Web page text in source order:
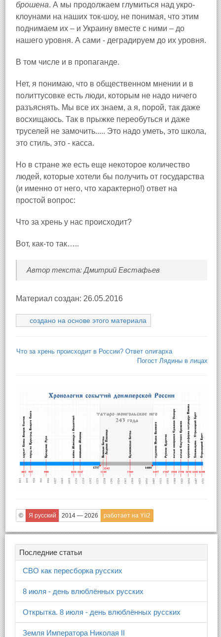
брошена. А мы продолжаем глумиться над укро-
клоунами на наших ток-шоу, не понимая, что этим
поднимаем их – и Украину вместе с ними – до
нашего уровня. А сами - деградируем до их уровня.
В том числе и в пропаганде.
Нет, я понимаю, что в общественном мнении и в
политтусовке есть люди, которым не надо ничего
разъяснять. Мы все их знаем, а я, порой, так даже
восхищаюсь. Так в прыжке переобуться и даже
труселей не замочить..... Это надо уметь, это школа,
это стиль, это - касса.
Но в стране же есть еще некоторое количество
людей, которые хотели бы получить от государства
(и именно от него, что характерно!) ответ на
простой вопрос:
Что за хрень у нас происходит?
Вот, как-то так…..
Автор текста: Дмитрий Евстафьев
Материал создан: 26.05.2016
создано на основе этого материала
Что за хрень происходит в России? Ответ олигарха
Погост Лядины в лицах
© Я русский 2014 — 2026 работает на Yii2
Последние статьи
СВО как пересборка русских
8 июля - день влюблённых русских
Открытка. 8 июля - день влюблённых русских
Земля Императора Николая II